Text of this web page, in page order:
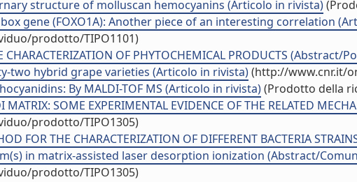
structure of molluscan hemocyanins (Articolo in rivista)
gene (FOXO1A): Another piece of an interesting correlation
prodotto/TIPO1101)
CHARACTERIZATION OF PHYTOCHEMICAL PRODUCTS
two hybrid grape varieties (Articolo in rivista)(http://www.cnr.it/
By MALDI-TOF MS (Articolo in rivista)(Prodotto della
MATRIX: SOME EXPERIMENTAL EVIDENCE OF THE RELATED
prodotto/TIPO1305)
FOR THE CHARACTERIZATION OF DIFFERENT BACTERIA
in matrix-assisted laser desorption ionization (Abstract/
prodotto/TIPO1305)